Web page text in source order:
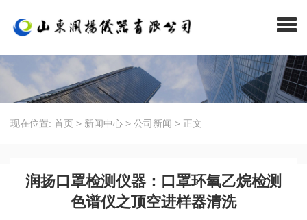
现在位置: 首页 > 新闻中心 > 公司新闻 > 正文
润扬口罩检测仪器：口罩环氧乙烷检测
色谱仪之顶空进样器清洗